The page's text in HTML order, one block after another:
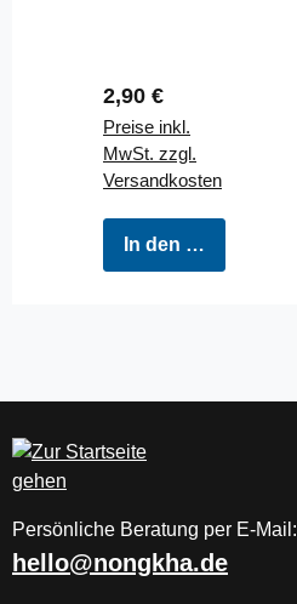
Silber behr
Regulärer Preis:
2,90 €
Preise inkl.
MwSt. zzgl.
Versandkosten
In den Warenkorb
Persönliche Beratung per E-Mail:
hello@nongkha.de